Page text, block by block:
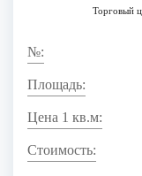
Торговый